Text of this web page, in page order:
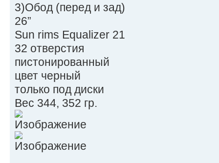
3)Обод (перед и зад)
26”
Sun rims Equalizer 21
32 отверстия
пистонированный
цвет черный
только под диски
Вес 344, 352 гр.